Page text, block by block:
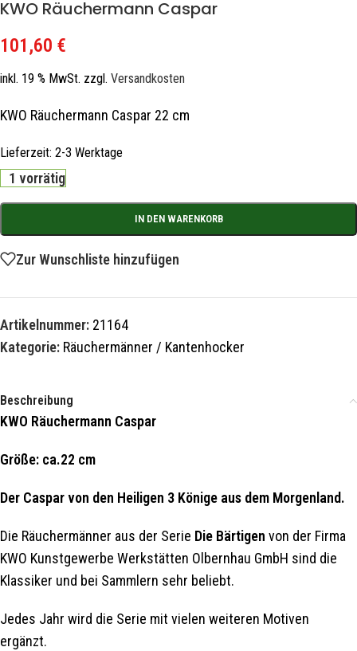
KWO Räuchermann Caspar
101,60 €
inkl. 19 % MwSt. zzgl. Versandkosten
KWO Räuchermann Caspar 22 cm
Lieferzeit: 2-3 Werktage
1 vorrätig
IN DEN WARENKORB
Zur Wunschliste hinzufügen
Artikelnummer: 21164
Kategorie: Räuchermänner / Kantenhocker
Beschreibung
KWO Räuchermann Caspar
Größe: ca.22 cm
Der Caspar von den Heiligen 3 Könige aus dem Morgenland.
Die Räuchermänner aus der Serie Die Bärtigen von der Firma
KWO Kunstgewerbe Werkstätten Olbernhau GmbH sind die
Klassiker und bei Sammlern sehr beliebt.
Jedes Jahr wird die Serie mit vielen weiteren Motiven
ergänzt.